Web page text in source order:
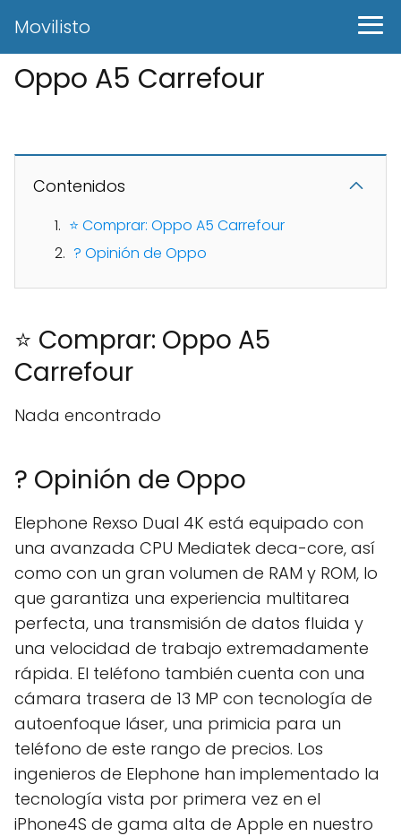
Movilisto
Oppo A5 Carrefour
Contenidos
⭐ Comprar: Oppo A5 Carrefour
? Opinión de Oppo
⭐ Comprar: Oppo A5
Carrefour
Nada encontrado
? Opinión de Oppo
Elephone Rexso Dual 4K está equipado con
una avanzada CPU Mediatek deca-core, así
como con un gran volumen de RAM y ROM, lo
que garantiza una experiencia multitarea
perfecta, una transmisión de datos fluida y
una velocidad de trabajo extremadamente
rápida. El teléfono también cuenta con una
cámara trasera de 13 MP con tecnología de
autoenfoque láser, una primicia para un
teléfono de este rango de precios. Los
ingenieros de Elephone han implementado la
tecnología vista por primera vez en el
iPhone4S de gama alta de Apple en nuestro